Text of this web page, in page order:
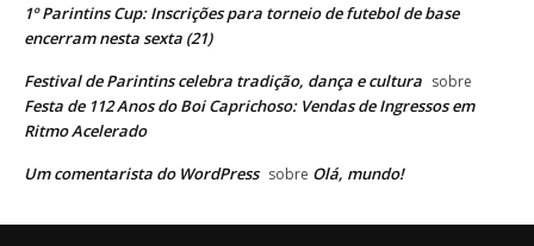
1º Parintins Cup: Inscrições para torneio de futebol de base
encerram nesta sexta (21)
Festival de Parintins celebra tradição, dança e cultura sobre
Festa de 112 Anos do Boi Caprichoso: Vendas de Ingressos em
Ritmo Acelerado
Um comentarista do WordPress sobre Olá, mundo!